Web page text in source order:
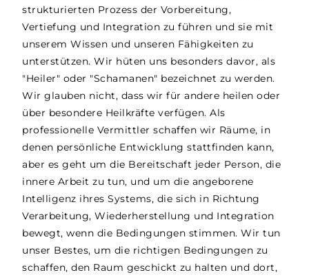
strukturierten Prozess der Vorbereitung,
Vertiefung und Integration zu führen und sie mit
unserem Wissen und unseren Fähigkeiten zu
unterstützen. Wir hüten uns besonders davor, als
"Heiler" oder "Schamanen" bezeichnet zu werden.
Wir glauben nicht, dass wir für andere heilen oder
über besondere Heilkräfte verfügen. Als
professionelle Vermittler schaffen wir Räume, in
denen persönliche Entwicklung stattfinden kann,
aber es geht um die Bereitschaft jeder Person, die
innere Arbeit zu tun, und um die angeborene
Intelligenz ihres Systems, die sich in Richtung
Verarbeitung, Wiederherstellung und Integration
bewegt, wenn die Bedingungen stimmen. Wir tun
unser Bestes, um die richtigen Bedingungen zu
schaffen, den Raum geschickt zu halten und dort,